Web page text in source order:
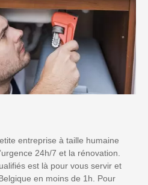
entreprise à taille humaine
24h/7 et la rénovation.
est là pour vous servir et
en moins de 1h. Pour